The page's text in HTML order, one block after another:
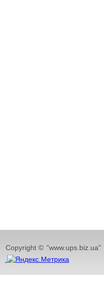
Copyright © "www.ups.biz.ua"